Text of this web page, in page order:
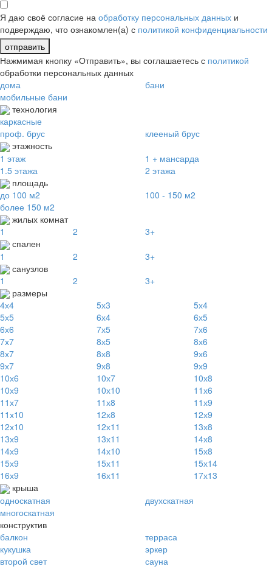
Я даю своё согласие на обработку персональных данных и
подверждаю, что ознакомлен(а) с политикой конфиденциальности
отправить
Нажмимая кнопку «Отправить», вы соглашаетесь с политикой
обработки персональных данных
дома
бани
мобильные бани
технология
каркасные
проф. брус
клееный брус
этажность
1 этаж
1 + мансарда
1.5 этажа
2 этажа
площадь
до 100 м2
100 - 150 м2
более 150 м2
жилых комнат
1
2
3+
спален
1
2
3+
санузлов
1
2
3+
размеры
4х4
5х3
5х4
5х5
6х4
6х5
6х6
7х5
7х6
7х7
8х5
8х6
8х7
8х8
9х6
9х7
9х8
9х9
10х6
10х7
10х8
10х9
10х10
11х6
11х7
11х8
11х9
11х10
12х8
12х9
12х10
12х11
13х8
13х9
13х11
14х8
14х9
14х10
15х8
15х9
15х11
15х14
16х9
16х11
17х13
крыша
односкатная
двухскатная
многоскатная
конструктив
балкон
терраса
кукушка
эркер
второй свет
сауна